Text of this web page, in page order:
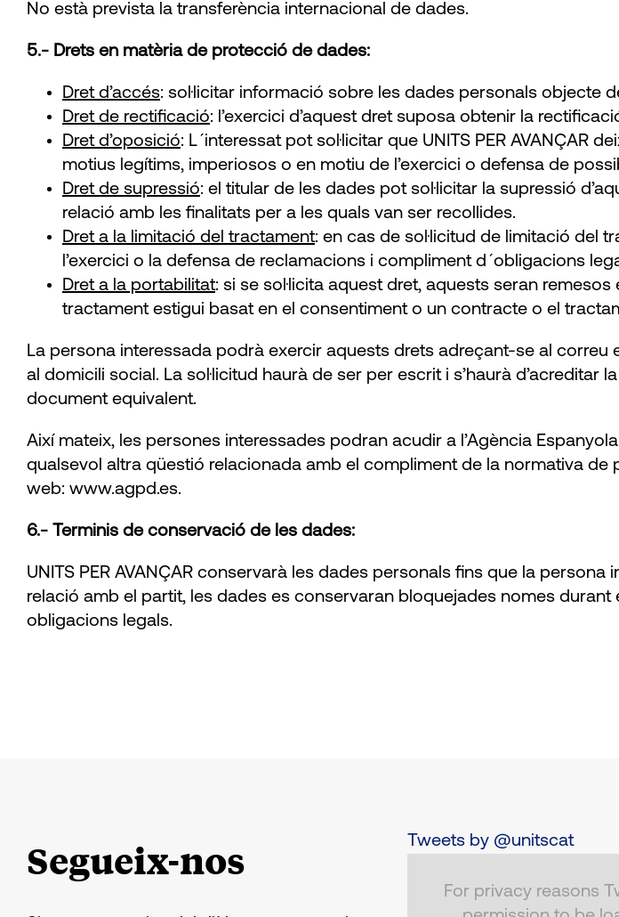
No està prevista la transferència internacional de dades.
5.- Drets en matèria de protecció de dades:
Dret d’accés: sol·licitar informació sobre les dades personals objecte
Dret de rectificació: l’exercici d’aquest dret suposa obtenir la
Dret d’oposició: L´interessat pot sol·licitar que UNITS PER
motius legítims, imperiosos o en motiu de l’exercici o defensa de
Dret de supressió: el titular de les dades pot sol·licitar la supressió
relació amb les finalitats per a les quals van ser recollides.
Dret a la limitació del tractament: en cas de sol·licitud de limitació del
l’exercici o la defensa de reclamacions i compliment d´obligacions
Dret a la portabilitat: si se sol·licita aquest dret, aquests seran
tractament estigui basat en el consentiment o un contracte o el
La persona interessada podrà exercir aquests drets adreçant-se al correu
al domicili social. La sol·licitud haurà de ser per escrit i s’haurà
document equivalent.
Així mateix, les persones interessades podran acudir a l’Agència
qualsevol altra qüestió relacionada amb el compliment de la normativa
web: www.agpd.es.
6.- Terminis de conservació de les dades:
UNITS PER AVANÇAR conservarà les dades personals fins que la
relació amb el partit, les dades es conservaran bloquejades nomes
obligacions legals.
Segueix-nos Tweets by @unitscat
For privacy reasons